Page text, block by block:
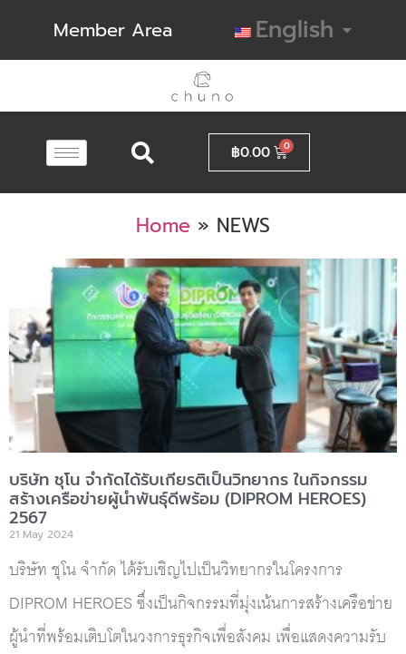
Member Area English
฿0.00
Home » NEWS
บริษัท ชุโน จำกัดได้รับเกียรติเป็นวิทยากร ในกิจกรรม
สร้างเครือข่ายผู้นำพันธุ์ดีพร้อม (DIPROM HEROES)
2567
21 May 2024
บริษัท ชุโน จำกัด ได้รับเชิญไปเป็นวิทยากรในโครงการ
DIPROM HEROES ซึ่งเป็นกิจกรรมที่มุ่งเน้นการสร้างเครือข่าย
ผู้นำที่พร้อมเติบโตในวงการธุรกิจเพื่อสังคม เพื่อแสดงความรับ